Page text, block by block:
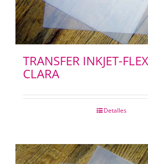
TRANSFER INKJET-
CLARA
Detalles